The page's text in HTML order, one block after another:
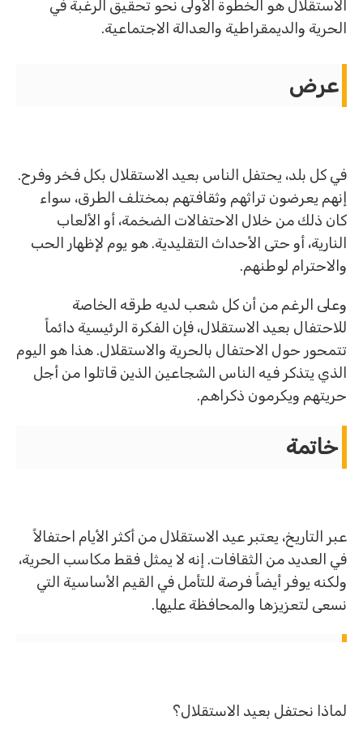
الاستقلال هو الخطوة الأولى نحو تحقيق الرغبة في
الحرية والديمقراطية والعدالة الاجتماعية.
عرض
في كل بلد، يحتفل الناس بعيد الاستقلال بكل فخر وفرح.
إنهم يعرضون تراثهم وثقافتهم بمختلف الطرق، سواء
كان ذلك من خلال الاحتفالات الضخمة، أو الألعاب
النارية، أو حتى الأحداث التقليدية. هو يوم لإظهار الحب
والاحترام لوطنهم.
وعلى الرغم من أن كل شعب لديه طرقه الخاصة
للاحتفال بعيد الاستقلال، فإن الفكرة الرئيسية دائماً
تتمحور حول الاحتفال بالحرية والاستقلال. هذا هو اليوم
الذي يتذكر فيه الناس الشجاعين الذين قاتلوا من أجل
حريتهم ويكرمون ذكراهم.
خاتمة
عبر التاريخ، يعتبر عيد الاستقلال من أكثر الأيام احتفالاً
في العديد من الثقافات. إنه لا يمثل فقط مكاسب الحرية،
ولكنه يوفر أيضاً فرصة للتأمل في القيم الأساسية التي
نسعى لتعزيزها والمحافظة عليها.
لماذا نحتفل بعيد الاستقلال؟